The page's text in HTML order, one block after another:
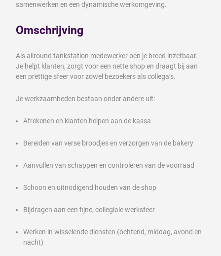
samenwerken en een dynamische werkomgeving.
Omschrijving
Als allround tankstation medewerker ben je breed inzetbaar.
Je helpt klanten, zorgt voor een nette shop en draagt bij aan
een prettige sfeer voor zowel bezoekers als collega’s.
Je werkzaamheden bestaan onder andere uit:
Afrekenen en klanten helpen aan de kassa
Bereiden van verse broodjes en verzorgen van de bakery
Aanvullen van schappen en controleren van de voorraad
Schoon en uitnodigend houden van de shop
Bijdragen aan een fijne, collegiale werksfeer
Werken in wisselende diensten (ochtend, middag, avond en
nacht)